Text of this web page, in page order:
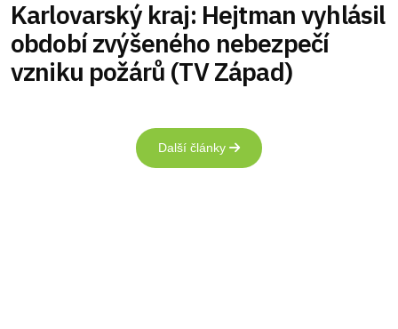
Karlovarský kraj: Hejtman vyhlásil
období zvýšeného nebezpečí
vzniku požárů (TV Západ)
Další články